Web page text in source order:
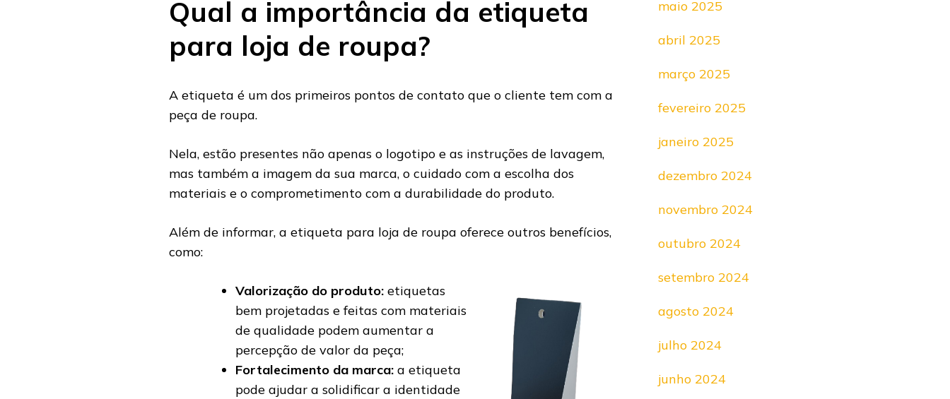
Qual a importância da etiqueta
para loja de roupa?
A etiqueta é um dos primeiros pontos de contato que o cliente tem com a
peça de roupa.
Nela, estão presentes não apenas o logotipo e as instruções de lavagem,
mas também a imagem da sua marca, o cuidado com a escolha dos
materiais e o comprometimento com a durabilidade do produto.
Além de informar, a etiqueta para loja de roupa oferece outros benefícios,
como:
Valorização do produto: etiquetas
bem projetadas e feitas com materiais
de qualidade podem aumentar a
percepção de valor da peça;
Fortalecimento da marca: a etiqueta
pode ajudar a solidificar a identidade
maio 2025
abril 2025
março 2025
fevereiro 2025
janeiro 2025
dezembro 2024
novembro 2024
outubro 2024
setembro 2024
agosto 2024
julho 2024
junho 2024